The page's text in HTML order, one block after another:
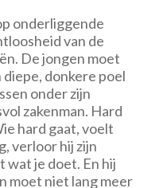
onderliggende
van de
De jongen moet
donkere poel
onder zijn
zakenman. Hard
hard gaat, voelt
verloor hij zijn
wat je doet. En hij
moet niet lang meer